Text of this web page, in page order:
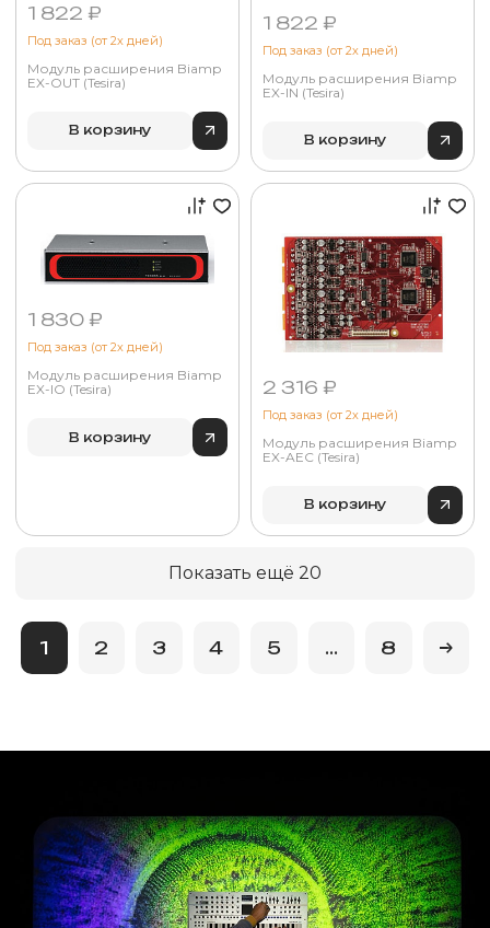
1 822 ₽
Под заказ (от 2х дней)
Модуль расширения Biamp
EX-OUT (Tesira)
В корзину
1 822 ₽
Под заказ (от 2х дней)
Модуль расширения Biamp
EX-IN (Tesira)
В корзину
1 830 ₽
Под заказ (от 2х дней)
Модуль расширения Biamp
EX-IO (Tesira)
В корзину
2 316 ₽
Под заказ (от 2х дней)
Модуль расширения Biamp
EX-AEC (Tesira)
В корзину
Показать ещё 20
1 2 3 4 5 ... 8